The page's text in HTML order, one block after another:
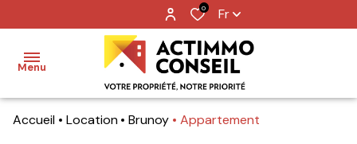
0 Fr
Menu
Accueil Location Brunoy Appartement